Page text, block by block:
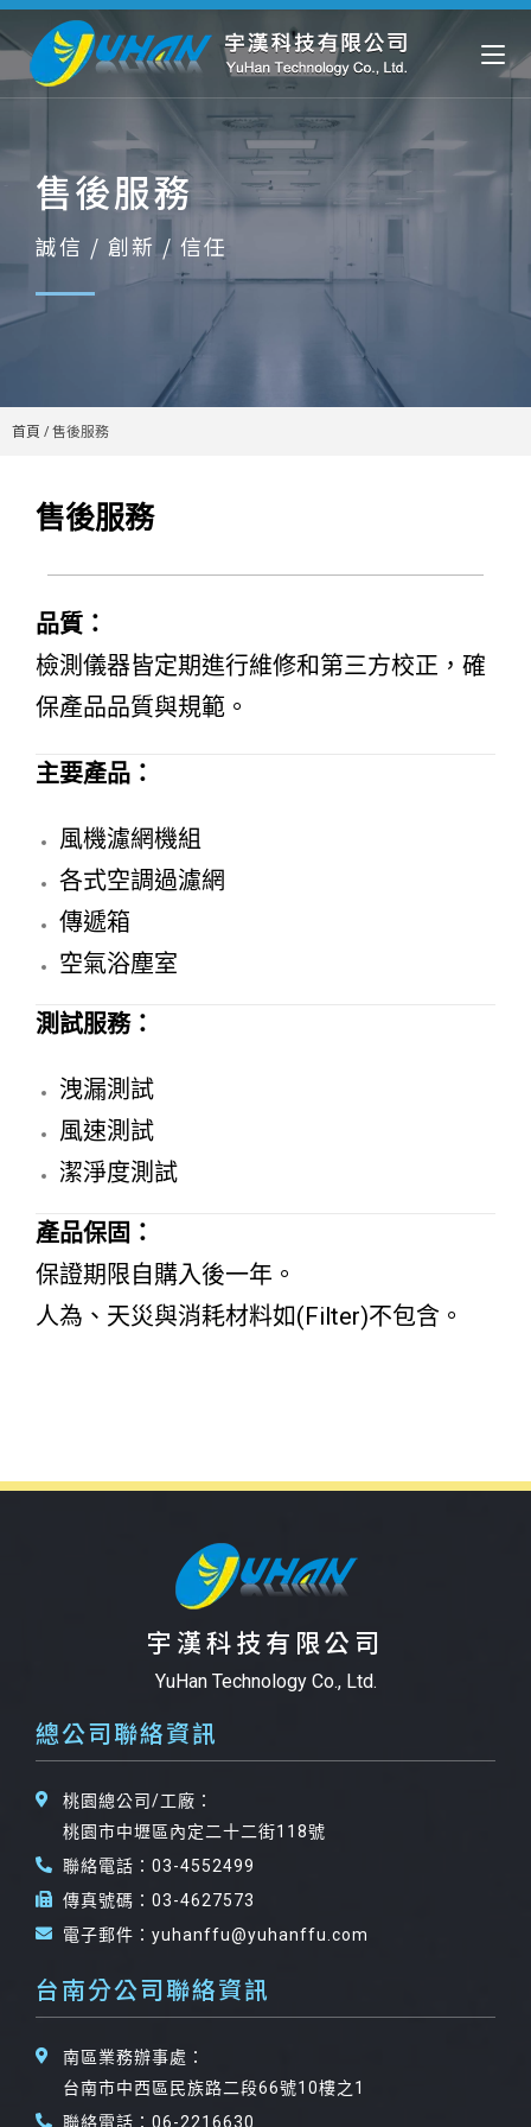
售後服務
誠信 / 創新 / 信任
首頁 /售後服務
售後服務
品質：
檢測儀器皆定期進行維修和第三方校正，確
保產品品質與規範。
主要產品：
風機濾網機組
各式空調過濾網
傳遞箱
空氣浴塵室
測試服務：
洩漏測試
風速測試
潔淨度測試
產品保固：
保證期限自購入後一年。
人為、天災與消耗材料如(Filter)不包含。
宇漢科技有限公司
YuHan Technology Co., Ltd.
總公司聯絡資訊
桃園總公司/工廠：
桃園市中壢區內定二十二街118號
聯絡電話：03-4552499
傳真號碼：03-4627573
電子郵件：yuhanffu@yuhanffu.com
台南分公司聯絡資訊
南區業務辦事處：
台南市中西區民族路二段66號10樓之1
聯絡電話：06-2216630